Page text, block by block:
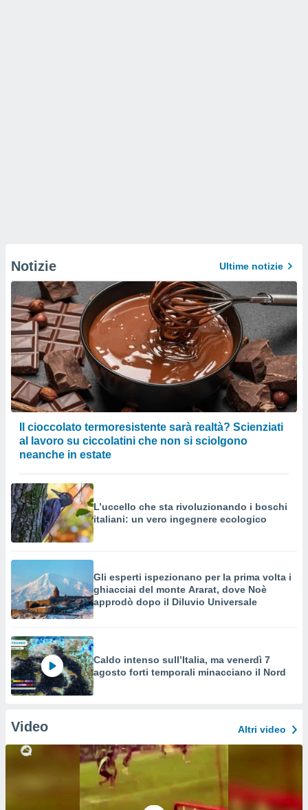
Notizie Ultime notizie
Il cioccolato termoresistente sarà realtà? Scienziati
al lavoro su ciccolatini che non si sciolgono
neanche in estate
L’uccello che sta rivoluzionando i boschi
italiani: un vero ingegnere ecologico
Gli esperti ispezionano per la prima volta i
ghiacciai del monte Ararat, dove Noè
approdò dopo il Diluvio Universale
Caldo intenso sull’Italia, ma venerdì 7
agosto forti temporali minacciano il Nord
Video Altri video